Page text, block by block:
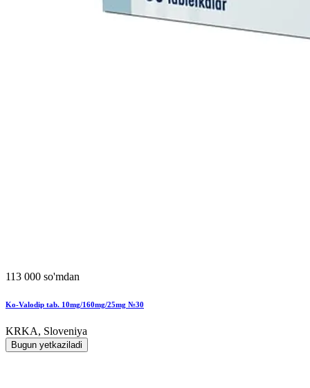
113 000 so'mdan
Ko-Valodip tab. 10mg/160mg/25mg №30
KRKA, Sloveniya
Bugun yetkaziladi